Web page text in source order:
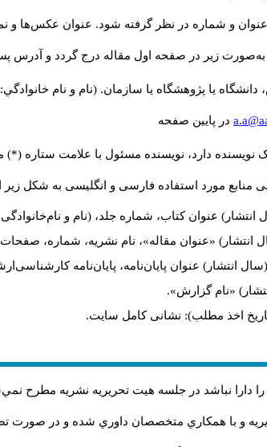
و شماره در نظر گرفته شود. عنوان عکس‌ها و
زیر در صفحه اول مقاله درج گردد و آدرس
یا پژوهشگاه یا سازمان. (نام و نام
در پايين صفحه
نویسنده دارد، نویسنده مسئول با علامت ستاره
منابع مورد استفاده فارسی و انگلیسی به شکل زیر
انتشار) عنوان کتاب، شماره جلد، (نام و
انتشار) «عنوان مقاله»، نام نشریه، شماره،
(سال انتشار) عنوان پایان‌نامه، پایان‌نامه
«نام گزارش».
(تاریخ اخذ مطلب): نشانی کامل سایت.
دارا نباشد در جلسه هيت تحريريه نشريه مطرح
و با همکاري متخصصان داوري شده و در صورت